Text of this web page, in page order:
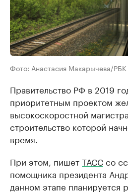
Фото: Анастасия Макарычева/РБК
Правительство РФ в 2019
приоритетным проектом
высокоскоростной
строительство которой
время.
При этом, пишетТАССсо
помощника президента
данном этапе планируется